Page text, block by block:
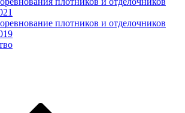
плотников и отделочников